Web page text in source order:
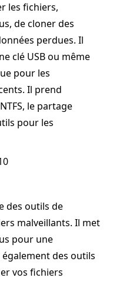
les fichiers,
de cloner des
perdues. Il
clé USB ou même
pour les
Il prend
le partage
pour les
des outils de
malveillants. Il met
pour une
des outils
vos fichiers